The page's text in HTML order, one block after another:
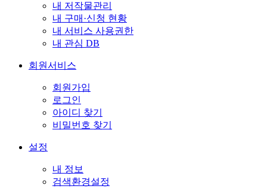
내 저작물관리
내 구매·신청 현황
내 서비스 사용권한
내 관심 DB
회원서비스
회원가입
로그인
아이디 찾기
비밀번호 찾기
설정
내 정보
검색환경설정